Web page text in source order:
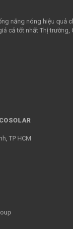
nắng nóng hiệu quả
cả tốt nhất Thị trường,
TP HCM